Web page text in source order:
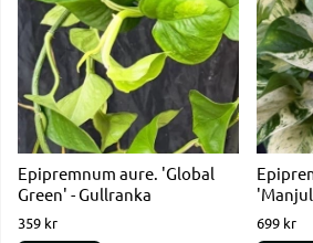
Epipremnum aure. 'Global
Green' - Gullranka
359 kr 699 kr